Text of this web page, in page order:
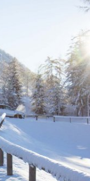
Sommer